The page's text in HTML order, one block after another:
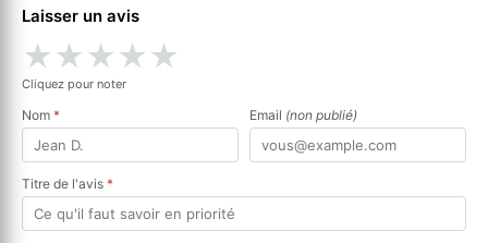
Laisser un avis
★★★★★
Cliquez pour noter
Nom * Email (non publié)
Titre de l'avis *